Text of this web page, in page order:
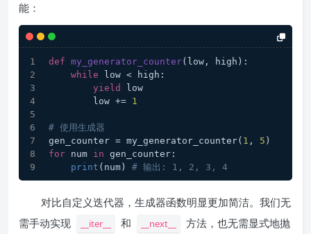
能：
def my_generator_counter( low, high ):
while low < high:
yield
low
        low +=
1
# 使用生成器
gen_counter = my_generator_counter( 1 , 5 )
for num in gen_counter:
print (num) # 输出: 1, 2, 3, 4
对比自定义迭代器，生成器函数明显更加简洁。我们无
需手动实现
__iter__ 和 __next__ 方法，也无需显式地抛